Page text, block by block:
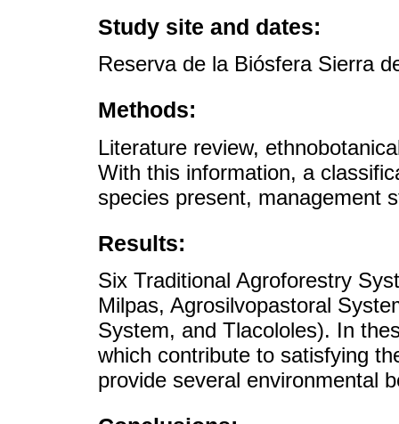
Study site and dates:
Reserva de la Biósfera Sierra
Methods:
Literature review,
With this information, a
species present, management
Results:
Six Traditional Agroforestry
Milpas, Agrosilvopastoral
System, and Tlacololes). In
which contribute to satisfying
provide several environmental